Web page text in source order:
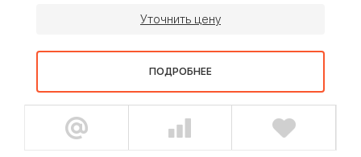
Уточнить цену
ПОДРОБНЕЕ